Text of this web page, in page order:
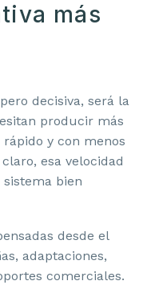
más
decisiva, será la
producir más
y con menos
esa velocidad
bien
desde el
adaptaciones,
comerciales.